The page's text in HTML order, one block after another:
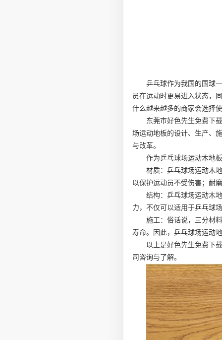
乒乓球作为我国的国球
员在运动时更易进入状态，
什么越来越多的商家会选择
东莞市好色先生免费下
场运动地板的设计、生产、
与改革。
作为乒乓球场运动木地
材质：乒乓球场运动木
以保护运动员不受伤害；耐
结构：乒乓球场运动木
力，不仅可以适用于乒乓球
施工：俗话说，三分材
寿命。因此，乒乓球场运动
以上是好色先生免费下
司咨询与了解。